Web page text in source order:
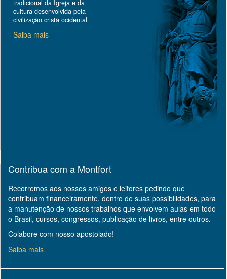
tradicional da Igreja e da
cultura desenvolvida pela
civilização cristã ocidental
Saiba mais
Contribua com a Montfort
Recorremos aos nossos amigos e leitores pedindo que
contribuam financeiramente, dentro de suas possibilidades, para
a manutenção de nossos trabalhos que envolvem aulas em todo
o Brasil, cursos, congressos, publicação de livros, entre outros.
Colabore com nosso apostolado!
Saiba mais